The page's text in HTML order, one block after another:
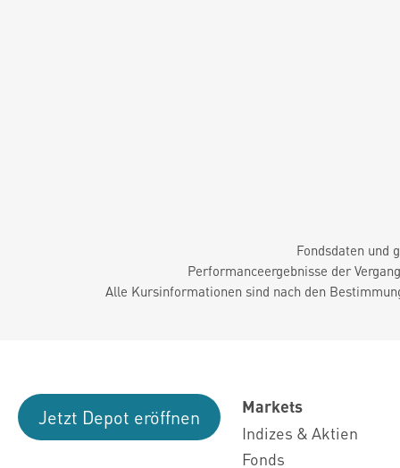
Fondsdaten und
Performanceergebnisse der
Alle Kursinformationen sind nach den
Jetzt Depot eröffnen
Markets
Indizes & Aktien
Fonds